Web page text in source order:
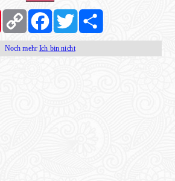
PinterestCopy
Link
FacebookTwitter Share
Noch mehr Ich bin nicht